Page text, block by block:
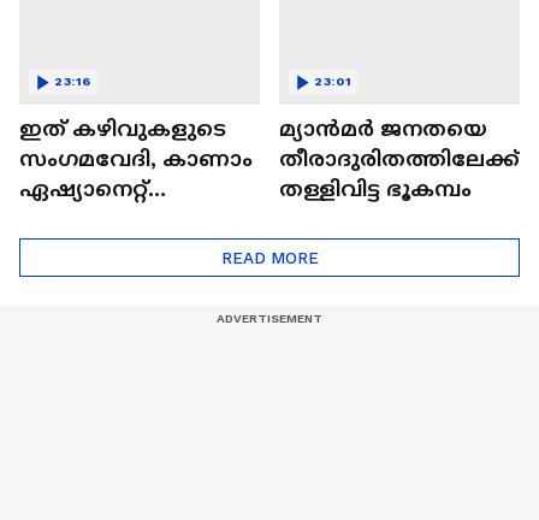
ഇത് കഴിവുകളുടെ
സംഗമവേദി, കാണാം
ഏഷ്യാനെറ്റ്
23:16
മ്യാൻമർ ജനതയെ
തീരാദുരിതത്തിലേക്ക്
തള്ളിവിട്ട ഭൂകമ്പം
23:01
READ MORE